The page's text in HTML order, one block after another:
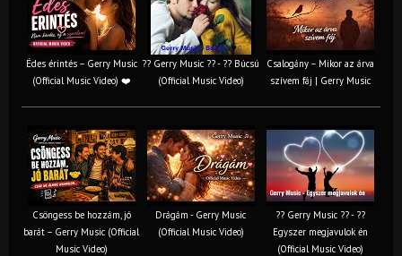
Édes érintés – Gerry Music
(Official Music Video) ❤️
?? Gerry Music ?? - ?? Búcsú
(Official Music Video)
Csalogány – Mikor az árva
szívem fáj | Gerry Music
Csöngess be hozzám, jó
barát – Gerry Music (Official
Music Video)
Drágám - Gerry Music
(Official Music Video)
?? Gerry Music ?? - ??
Egyszer megjavulok én
(Official Music Video)